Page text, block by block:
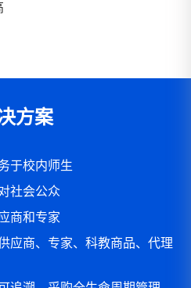
方案
于校内师生
社会公众
商和专家
应商、专家、科教商品、代理